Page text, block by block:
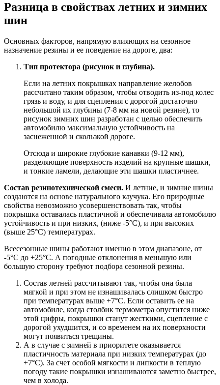
Разница в свойствах летних и зимних
шин
Основных факторов, напрямую влияющих на сезонное
назначение резины и ее поведение на дороге, два:
Тип протектора (рисунок и глубина).
Если на летних покрышках направление желобов
рассчитано таким образом, чтобы отводить из-под колес
грязь и воду, и для сцепления с дорогой достаточно
небольшой их глубины (7-8 мм на новой резине), то
рисунок зимних шин разработан с целью обеспечить
автомобилю максимальную устойчивость на
заснеженной и скользкой дороге.
Отсюда и широкие глубокие канавки (9-12 мм),
разделяющие поверхность изделий на крупные шашки,
и тонкие ламели, делающие эти шашки пластичнее.
Состав резинотехнической смеси. И летние, и зимние шины
создаются на основе натурального каучука. Его природные
свойства невозможно усовершенствовать так, чтобы
покрышка оставалась пластичной и обеспечивала автомобилю
устойчивость и при низких, (ниже -5°C), и при высоких
(выше 25°C) температурах.
Всесезонные шины работают именно в этом диапазоне, от
-5°C до +25°C. А погодные отклонения в меньшую или
большую сторону требуют подбора сезонной резины.
Состав летней рассчитывают так, чтобы она была
мягкой и при этом не изнашивалась слишком быстро
при температурах выше +7°C. Если оставить ее на
автомобиле, когда столбик термометра опустится ниже
этой цифры, покрышки станут жесткими, сцепление с
дорогой ухудшится, и со временем на их поверхности
могут появиться трещины.
А в случае с зимней в приоритете оказывается
пластичность материала при низких температурах (до
+7°C). За счет особой мягкости и липкости в теплую
погоду такие покрышки изнашиваются заметно быстрее,
чем в холода.